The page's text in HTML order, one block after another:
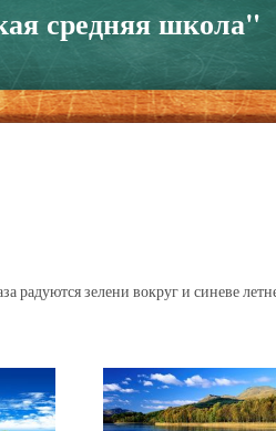
средняя школа"
радуются зелени вокруг и синеве